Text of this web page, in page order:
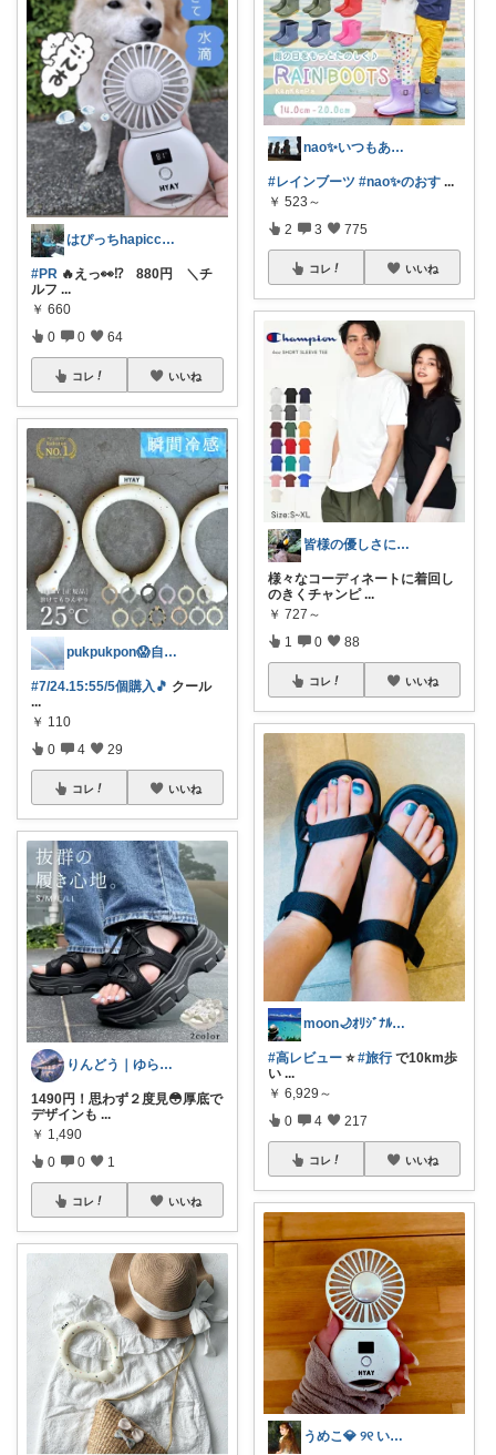
はぴっちhapicchi💎🏃感謝💐
#PR 🔥えっ👀⁉️ 880円 ＼チ
ルフ ...
￥ 660
0 0 64
コレ いいね
pukpukpon😱自己紹介見てね
#7/24.15:55/5個購入🎵 クール
...
￥ 110
0 4 29
コレ いいね
りんどう｜ゆらぎ世代の快適セレクト
1490円！思わず２度見😳厚底で
デザインも ...
￥ 1,490
0 0 1
コレ いいね
nao✨いつもありがとう😊
#レインブーツ #nao✨のおす ...
￥ 523～
2 3 775
コレ いいね
皆様の優しさに感謝です✨happyミルク
様々なコーディネートに着回し
のきくチャンピ ...
￥ 727～
1 0 88
コレ いいね
moon🌙ｵﾘｼﾞﾅﾙ写真多め📸
#高レビュー ⭐️#旅行で10km歩
い ...
￥ 6,929～
0 4 217
コレ いいね
うめこ💎 ୨୧ いつも感謝 ୨୧